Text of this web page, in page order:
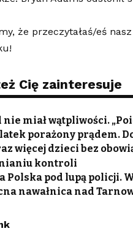
że przeczytałaś/eś
Cię zainteresuje
nie miał wątpliwości.
porażony prądem.
więcej dzieci bez
kontroli
Polska pod lupą policji.
nawałnica nad